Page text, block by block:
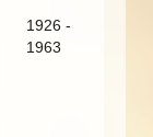
1926 -
1963